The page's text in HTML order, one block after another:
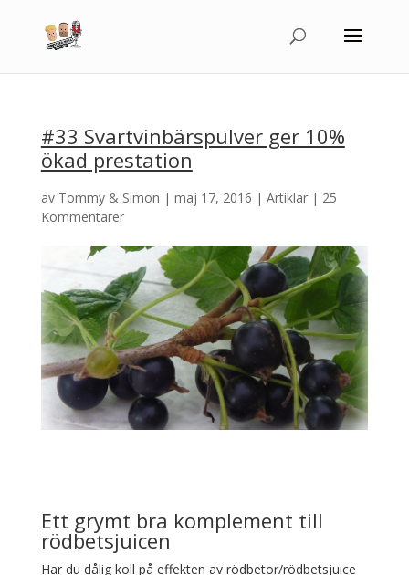
#33 Svartvinbärspulver ger 10%
ökad prestation
av Tommy & Simon | maj 17, 2016 | Artiklar| 25
Kommentarer
Ett grymt bra komplement till
rödbetsjuicen
Har du dålig koll på effekten av rödbetor/rödbetsjuice